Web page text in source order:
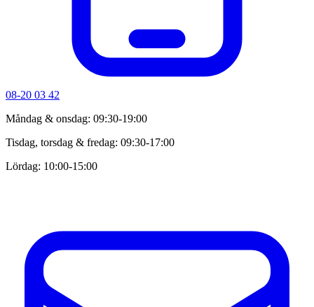
08-20 03 42
Måndag & onsdag: 09:30-19:00
Tisdag, torsdag & fredag: 09:30-17:00
Lördag: 10:00-15:00